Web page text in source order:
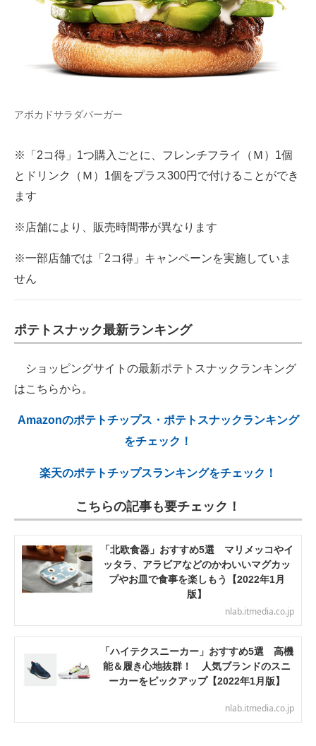
アボカドサラダバーガー
※「2コ得」1つ購入ごとに、フレンチフライ（Ｍ）1個
とドリンク（Ｍ）1個をプラス300円で付けることができ
ます
※店舗により、販売時間帯が異なります
※一部店舗では「2コ得」キャンペーンを実施していま
せん
ポテトスナック最新ランキング
ショッピングサイトの最新ポテトスナックランキング
はこちらから。
Amazonのポテトチップス・ポテトスナックランキング
をチェック！
楽天のポテトチップスランキングをチェック！
こちらの記事も要チェック！
「北欧食器」おすすめ5選 マリメッコやイ
ッタラ、アラビアなどのかわいいマグカッ
プやお皿で食事を楽しもう【2022年1月
版】
nlab.itmedia.co.jp
「ハイテクスニーカー」おすすめ5選 高機
能＆履き心地抜群！ 人気ブランドのスニ
ーカーをピックアップ【2022年1月版】
nlab.itmedia.co.jp